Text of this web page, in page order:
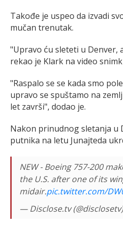
Takođe je uspeo da izvadi
mučan trenutak.
"Upravo ću sleteti u Denver,
rekao je Klark na video
"Raspalo se se kada smo
upravo se spuštamo na
let završi", dodao je.
Nakon prinudnog sletanja u
putnika na letu Junajteda
NEW - Boeing 757-200
the U.S. after one of its
midair.pic.twitter.com/
— Disclose.tv